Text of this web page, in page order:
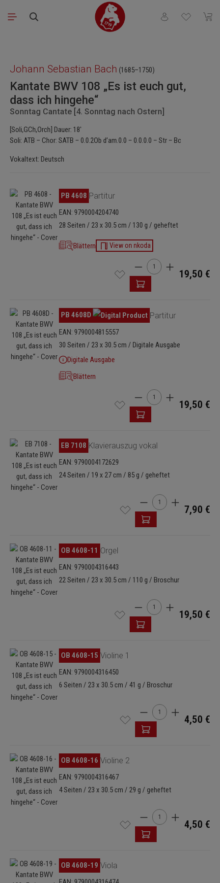
Zum Hauptinhalt springen
Du hast 0
Johann Sebastian Bach (1685–1750)
Kantate BWV 108 „Es ist euch gut,
dass ich hingehe“
Sonntag Cantate [4. Sonntag nach Ostern]
[Soli,GCh,Orch] Dauer: 18'
Soli: ATB – Chor: SATB – 0.0.2Ob d’am.0.0 – 0.0.0.0 – Str – Bc
Vokaltext: Deutsch
Bildergalerie überspringen
PB 4608 Partitur
EAN: 9790004204740
28 Seiten / 23 x 30.5 cm / 130 g / geheftet
Blättern View on nkoda
Produkt Anzahl: Gib
19,50 €
Bildergalerie überspringen
PB 4608D Partitur
EAN: 9790004815557
30 Seiten / 23 x 30.5 cm / Digitale Ausgabe
Digitale Ausgabe
Blättern
Produkt Anzahl: Gib
19,50 €
Bildergalerie überspringen
EB 7108 Klavierauszug vokal
EAN: 9790004172629
24 Seiten / 19 x 27 cm / 85 g / geheftet
Produkt Anzahl: Gib
7,90 €
Bildergalerie überspringen
OB 4608-11 Orgel
EAN: 9790004316443
22 Seiten / 23 x 30.5 cm / 110 g / Broschur
Produkt Anzahl: Gib
19,50 €
Bildergalerie überspringen
OB 4608-15 Violine 1
EAN: 9790004316450
6 Seiten / 23 x 30.5 cm / 41 g / Broschur
Produkt Anzahl: Gib
4,50 €
Bildergalerie überspringen
OB 4608-16 Violine 2
EAN: 9790004316467
4 Seiten / 23 x 30.5 cm / 29 g / geheftet
Produkt Anzahl: Gib
4,50 €
Bildergalerie überspringen
OB 4608-19 Viola